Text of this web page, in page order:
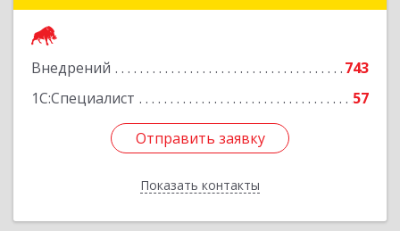
Внедрений
743
1С:Специалист
57
Отправить заявку
Показать контакты
Отправить заявку
Назад